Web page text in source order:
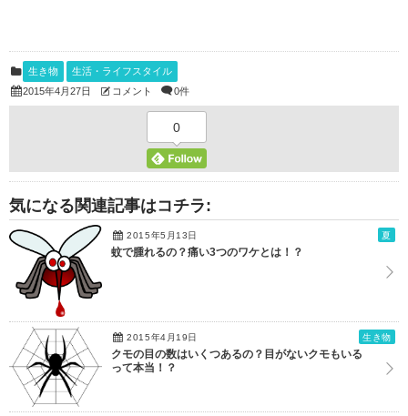
生き物
生活・ライフスタイル
2015年4月27日
コメント 0件
0
気になる関連記事はコチラ:
2015年5月13日 夏
蚊で腫れるの？痛い3つのワケとは！？
2015年4月19日 生き物
クモの目の数はいくつあるの？目がないクモもいる
って本当！？